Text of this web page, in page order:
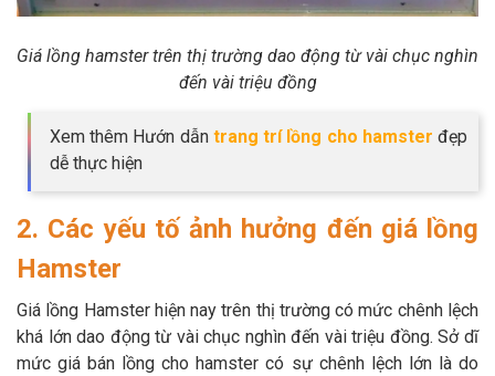
Giá lồng hamster trên thị trường dao động từ vài chục nghìn
đến vài triệu đồng
Xem thêm Hướn dẫntrang trí lồng cho hamster đẹp
dễ thực hiện
2. Các yếu tố ảnh hưởng đến giá lồng
Hamster
Giá lồng Hamster hiện nay trên thị trường có mức chênh lệch
khá lớn dao động từ vài chục nghìn đến vài triệu đồng. Sở dĩ
mức giá bán lồng cho hamster có sự chênh lệch lớn là do